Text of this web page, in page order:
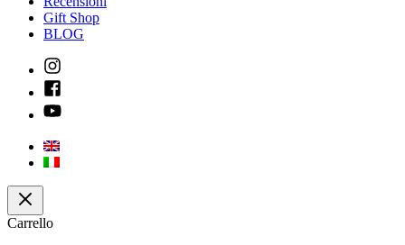
Gift Shop
BLOG
Carrello